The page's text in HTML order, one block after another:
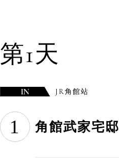
第1天
JR角館站
1 角館武家宅邸